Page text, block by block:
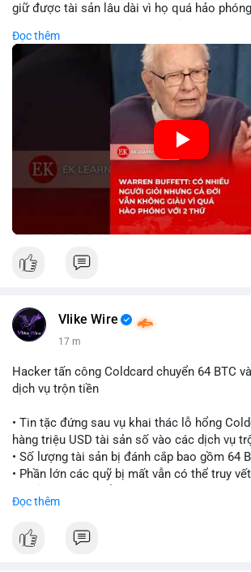
giữ được tài sản lâu dài vì họ quá hảo
nhuận tái đầu tư và suy giảm sức mạnh
Đối với nhà đầu tư crypto, giữ lại lợi nhuận
dự án tiềm năng quan trọng hơn chia sẻ quá
đóng góp xã hội và bảo vệ tài sản giúp nhà
bền vững tài chính mà Buffett đề cao.
🎥 Xem video trực tiếp tại:
Nguồn: KIEN THUC KINH TE
Đọc thêm
Vlike Wire
17 m
Hacker tấn công Coldcard chuyển 64 BTC
dịch vụ trộn tiền
• Tin tặc đứng sau vụ khai thác lỗ hổng
hàng triệu USD tài sản số vào các dịch vụ
• Số lượng tài sản bị đánh cắp bao gồm 64
• Phần lớn các quỹ bị mất vẫn có thể truy
#cryptonews
Đọc thêm